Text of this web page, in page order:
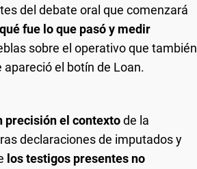
del debate oral que comenzará
fue lo que pasó y medir
sobre el operativo que también
el botín de Loan.
precisión el contextode la
declaraciones de imputados y
los testigos presentes no